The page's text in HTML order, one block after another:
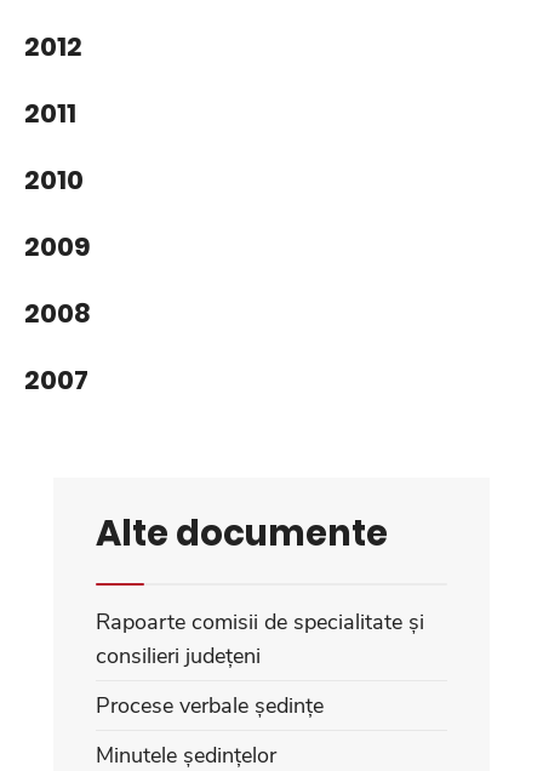
2012
2011
2010
2009
2008
2007
Alte documente
Rapoarte comisii de specialitate și
consilieri județeni
Procese verbale ședințe
Minutele ședințelor